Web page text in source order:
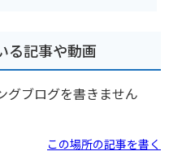
る記事や動画
グブログを書きません
この場所の記事を書く